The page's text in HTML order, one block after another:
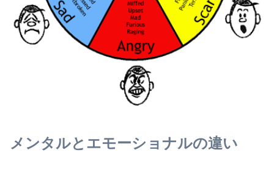
メンタルとエモーショナルの違い